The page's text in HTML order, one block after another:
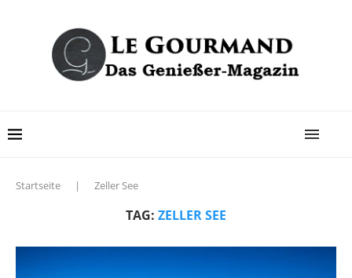
Startseite | Zeller See
TAG: ZELLER SEE